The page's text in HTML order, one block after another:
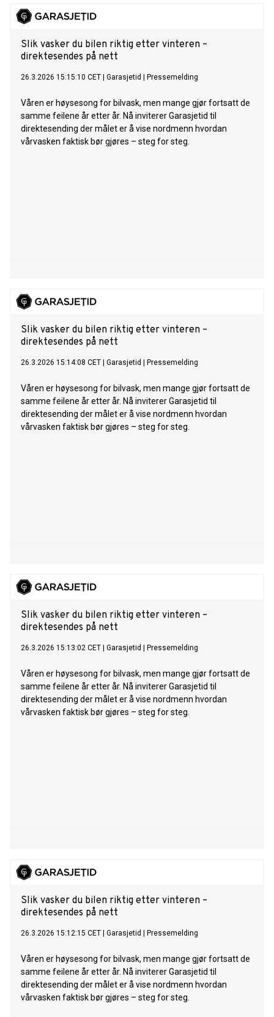
Slik vasker du bilen riktig etter vinteren –
direktesendes på nett
26.3.2026 15:15:10 CET Garasjetid Pressemelding
Våren er høysesong for bilvask, men mange gjør fortsatt de
samme feilene år etter år. Nå inviterer Garasjetid til
direktesending der målet er å vise nordmenn hvordan
vårvasken faktisk bør gjøres – steg for steg.
Slik vasker du bilen riktig etter vinteren –
direktesendes på nett
26.3.2026 15:14:08 CET Garasjetid Pressemelding
Våren er høysesong for bilvask, men mange gjør fortsatt de
samme feilene år etter år. Nå inviterer Garasjetid til
direktesending der målet er å vise nordmenn hvordan
vårvasken faktisk bør gjøres – steg for steg.
Slik vasker du bilen riktig etter vinteren –
direktesendes på nett
26.3.2026 15:13:02 CET Garasjetid Pressemelding
Våren er høysesong for bilvask, men mange gjør fortsatt de
samme feilene år etter år. Nå inviterer Garasjetid til
direktesending der målet er å vise nordmenn hvordan
vårvasken faktisk bør gjøres – steg for steg.
Slik vasker du bilen riktig etter vinteren –
direktesendes på nett
26.3.2026 15:12:15 CET Garasjetid Pressemelding
Våren er høysesong for bilvask, men mange gjør fortsatt de
samme feilene år etter år. Nå inviterer Garasjetid til
direktesending der målet er å vise nordmenn hvordan
vårvasken faktisk bør gjøres – steg for steg.